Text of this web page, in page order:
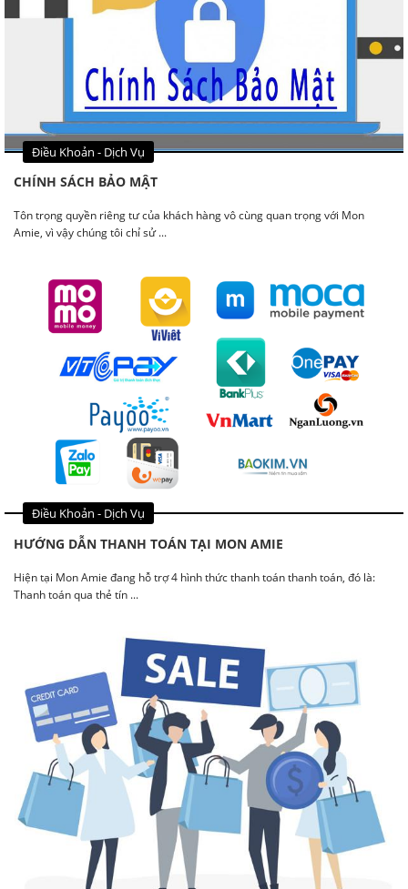
Điều Khoản - Dịch Vụ
CHÍNH SÁCH BẢO MẬT
Tôn trọng quyền riêng tư của khách hàng vô cùng quan trọng với Mon
Amie, vì vậy chúng tôi chỉ sử ...
Điều Khoản - Dịch Vụ
HƯỚNG DẪN THANH TOÁN TẠI MON AMIE
Hiện tại Mon Amie đang hỗ trợ 4 hình thức thanh toán thanh toán, đó là:
Thanh toán qua thẻ tín ...